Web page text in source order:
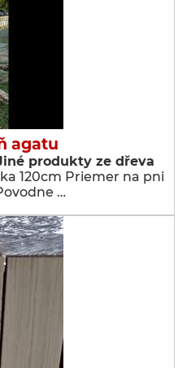
agatu
produkty ze dřeva
120cm Priemer na pni
…